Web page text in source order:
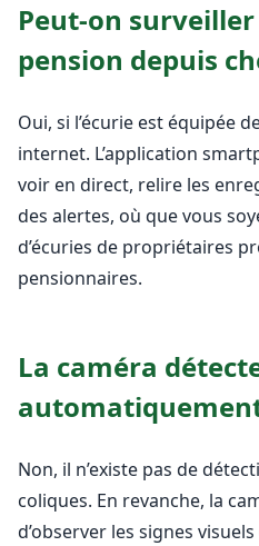
Peut-on
pension depuis
Oui, si l’écurie est équipée
internet. L’application
voir en direct, relire les
des alertes, où que vous
d’écuries de propriétaires
pensionnaires.
La caméra
Non, il n’existe pas de
coliques. En revanche, la
d’observer les signes